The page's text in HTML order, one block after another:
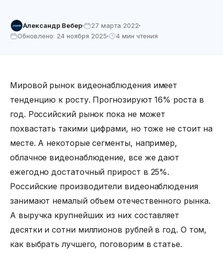
Александр Вебер
27 марта 2022
Обновлено: 24 ноября 2025
4 мин чтения
Мировой рынок видеонаблюдения имеет
тенденцию к росту. Прогнозируют 16% роста в
год. Российский рынок пока не может
похвастать такими цифрами, но тоже не стоит на
месте. А некоторые сегменты, например,
облачное видеонаблюдение, все же дают
ежегодно достаточный прирост в 25%.
Российские производители видеонаблюдения
занимают немалый объем отечественного рынка.
А выручка крупнейших из них составляет
десятки и сотни миллионов рублей в год. О том,
как выбрать лучшего, поговорим в статье.